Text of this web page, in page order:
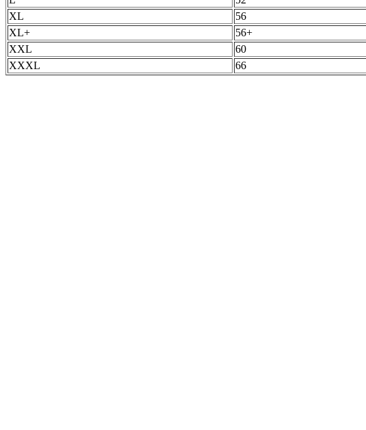
XL
56
XL+
56+
XXL
60
XXXL
66